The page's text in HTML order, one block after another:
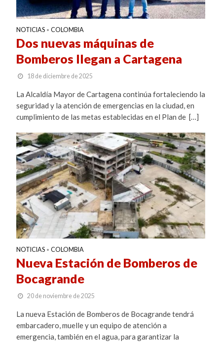
NOTICIAS • COLOMBIA
Dos nuevas máquinas de
Bomberos llegan a Cartagena
18 de diciembre de 2025
La Alcaldía Mayor de Cartagena continúa fortaleciendo la
seguridad y la atención de emergencias en la ciudad, en
cumplimiento de las metas establecidas en el Plan de […]
NOTICIAS • COLOMBIA
Nueva Estación de Bomberos de
Bocagrande
20 de noviembre de 2025
La nueva Estación de Bomberos de Bocagrande tendrá
embarcadero, muelle y un equipo de atención a
emergencia, también en el agua, para garantizar la